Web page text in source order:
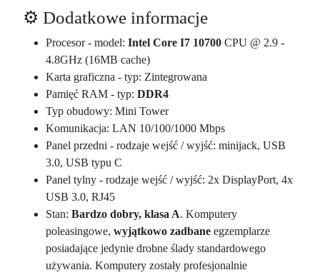
⚙️ Dodatkowe informacje
Procesor - model: Intel Core I7 10700 CPU @ 2.9 -
4.8GHz (16MB cache)
Karta graficzna - typ: Zintegrowana
Pamięć RAM - typ: DDR4
Typ obudowy: Mini Tower
Komunikacja: LAN 10/100/1000 Mbps
Panel przedni - rodzaje wejść / wyjść: minijack, USB
3.0, USB typu C
Panel tylny - rodzaje wejść / wyjść: 2x DisplayPort, 4x
USB 3.0, RJ45
Stan: Bardzo dobry, klasa A. Komputery
poleasingowe, wyjątkowo zadbane egzemplarze
posiadające jedynie drobne ślady standardowego
używania. Komputery zostały profesjonalnie